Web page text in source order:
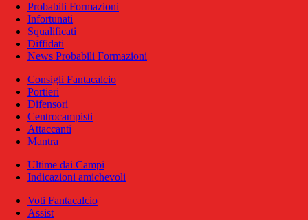
Probabili Formazioni
Infortunati
Squalificati
Diffidati
News Probabili Formazioni
Consigli Fantacalcio
Portieri
Difensori
Centrocampisti
Attaccanti
Mantra
Ultime dai Campi
Indicazioni amichevoli
Voti Fantacalcio
Assist